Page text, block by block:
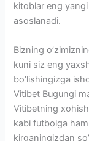
kitoblar eng
asoslanadi.
Bizning
kuni siz eng
bo’lishingizga
Vitibet Bugungi
Vitibetning
kabi futbolga
kirganingizdan